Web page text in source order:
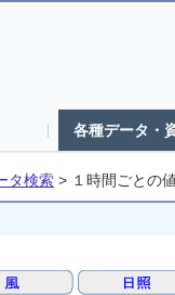
各種データ・
タ検索 > １時間ごとの